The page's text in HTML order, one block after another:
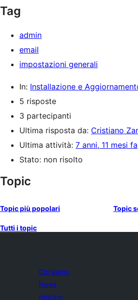
Tag
admin
email
impostazioni generali
In: Installazione e
5 risposte
3 partecipanti
Ultima risposta da: Cristiano
Ultima attività: 7 anni, 11 mesi fa
Stato: non risolto
Topic
Topic più popolari Topic
Tutti i topic
Chi siamo
News
Hosting